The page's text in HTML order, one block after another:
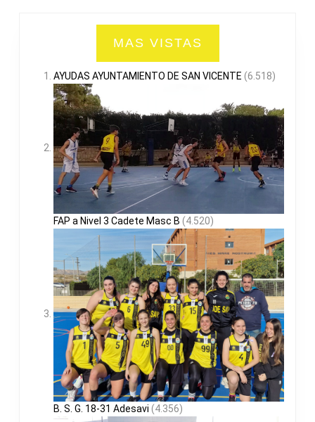
MAS VISTAS
AYUDAS AYUNTAMIENTO DE SAN VICENTE (6.518)
FAP a Nivel 3 Cadete Masc B (4.520)
B. S. G. 18-31 Adesavi (4.356)